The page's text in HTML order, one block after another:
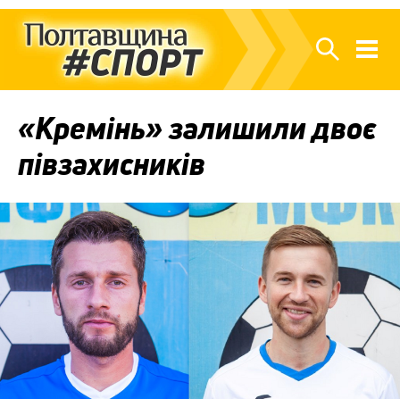
«Кремінь» залишили двоє
півзахисників